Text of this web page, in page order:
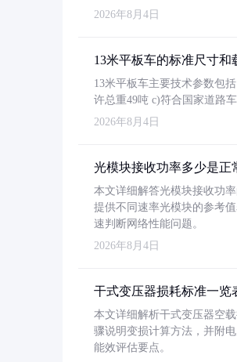
2026年8月4日
13米平板车的标准尺寸和
13米平板车主要技术参数包
许总重49吨 c)符合国家道路
2026年8月4日
光模块接收功率多少是正
本文详细解答光模块接收功
提供不同速率光模块的参考
速判断网络性能问题。
2026年8月4日
干式变压器损耗标准一览
本文详细解析干式变压器空
骤说明变损计算方法，并附
能效评估要点。